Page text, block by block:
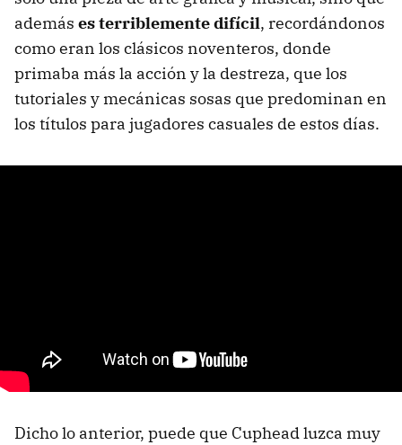
además es terriblemente difícil, recordándonos
como eran los clásicos noventeros, donde
primaba más la acción y la destreza, que los
tutoriales y mecánicas sosas que predominan en
los títulos para jugadores casuales de estos días.
Dicho lo anterior, puede que Cuphead luzca muy